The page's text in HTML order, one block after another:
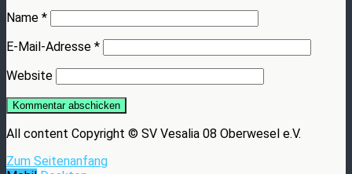
Name *
E-Mail-Adresse *
Website
All content Copyright © SV Vesalia 08 Oberwesel e.V.
Zum Seitenanfang